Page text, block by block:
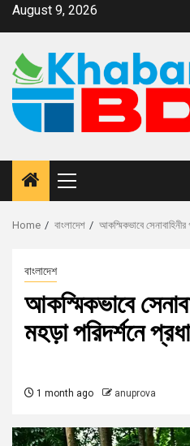
August 9, 2026
Home বাংলাদেশ আকস্মিকভাবে সেনাবাহিনীর
বাংলাদেশ
আকস্মিকভাবে
মহড়া পরিদর্শনে
1 month ago anuprova